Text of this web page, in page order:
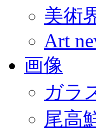
美術
Art
画像
ガラ
尾高